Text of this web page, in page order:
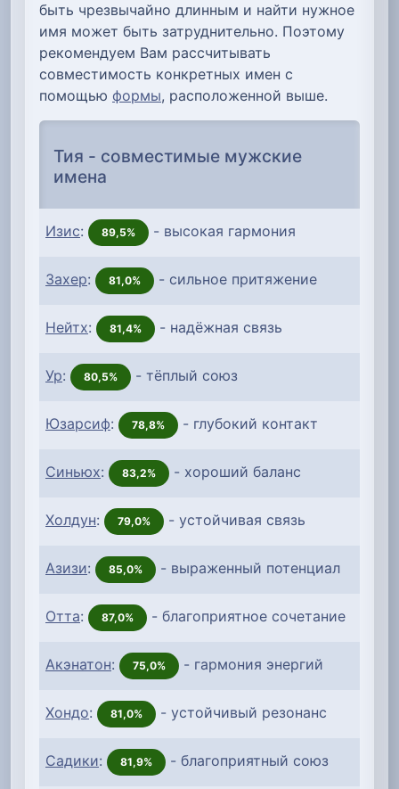
быть чрезвычайно длинным и найти нужное
имя может быть затруднительно. Поэтому
рекомендуем Вам рассчитывать
совместимость конкретных имен с
помощью формы, расположенной выше.
Тия - совместимые мужские
имена
Изис: 89,5% - высокая гармония
Захер: 81,0% - сильное притяжение
Нейтх: 81,4% - надёжная связь
Ур: 80,5% - тёплый союз
Юзарсиф: 78,8% - глубокий контакт
Синьюх: 83,2% - хороший баланс
Холдун: 79,0% - устойчивая связь
Азизи: 85,0% - выраженный потенциал
Отта: 87,0% - благоприятное сочетание
Акэнатон: 75,0% - гармония энергий
Хондо: 81,0% - устойчивый резонанс
Садики: 81,9% - благоприятный союз